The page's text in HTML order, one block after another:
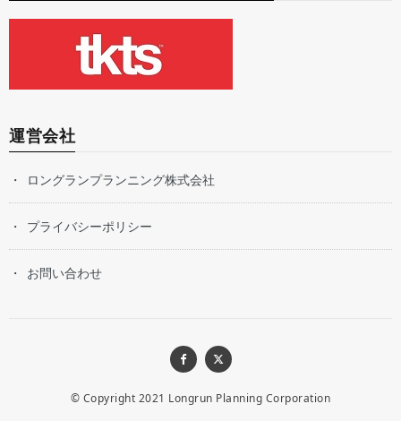
運営会社
ロングランプランニング株式会社
プライバシーポリシー
お問い合わせ
© Copyright 2021 Longrun Planning Corporation